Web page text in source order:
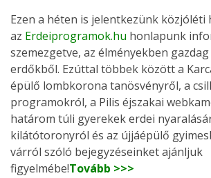
Ezen a héten is jelentkezünk közjóléti
az Erdeiprogramok.hu honlapunk
szemezgetve, az élményekben
erdőkből. Ezúttal többek között a
épülő lombkorona tanösvényről, a
programokról, a Pilis éjszakai
határom túli gyerekek erdei
kilátótoronyról és az újjáépülő
várról szóló bejegyzéseinket ajánljuk
figyelmébe!Tovább >>>